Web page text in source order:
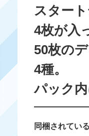
スター
4枚が入
50枚の
4種。
パック
同梱されてい